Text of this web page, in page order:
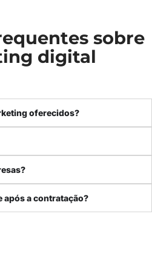
sobre
digital
oferecidos?
a contratação?